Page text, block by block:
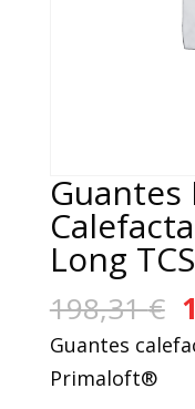
Guantes
Long
198,31€
Guantes
Primaloft®